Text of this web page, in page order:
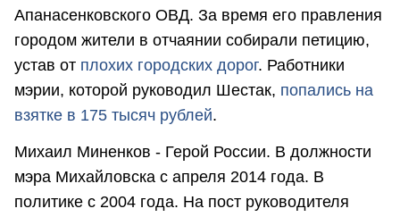
Апанасенковского ОВД. За время его правления
городом жители в отчаянии собирали петицию,
устав от плохих городских дорог. Работники
мэрии, которой руководил Шестак, попались на
взятке в 175 тысяч рублей.
Михаил Миненков - Герой России. В должности
мэра Михайловска с апреля 2014 года. В
политике с 2004 года. На пост руководителя